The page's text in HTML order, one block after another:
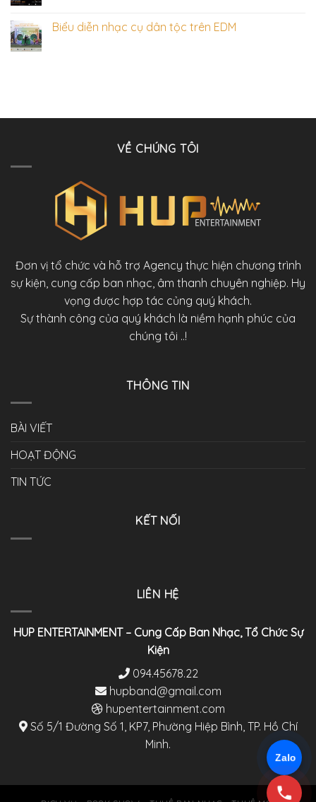
Biểu diễn nhạc cụ dân tộc trên EDM
VỀ CHÚNG TÔI
Đơn vị tổ chức và hỗ trợ Agency thực hiện chương trình
sự kiện, cung cấp ban nhạc, âm thanh chuyên nghiệp. Hy
vọng được hợp tác củng quý khách.
Sự thành công của quý khách là niềm hạnh phúc của
chúng tôi ..!
THÔNG TIN
BÀI VIẾT
HOẠT ĐỘNG
TIN TỨC
KẾT NỐI
LIÊN HỆ
HUP ENTERTAINMENT – Cung Cấp Ban Nhạc, Tổ Chức Sự
Kiện
094.45678.22
hupband@gmail.com
hupentertainment.com
Số 5/1 Đường Số 1, KP7, Phường Hiệp Bình, TP. Hồ Chí
Minh.
Zalo